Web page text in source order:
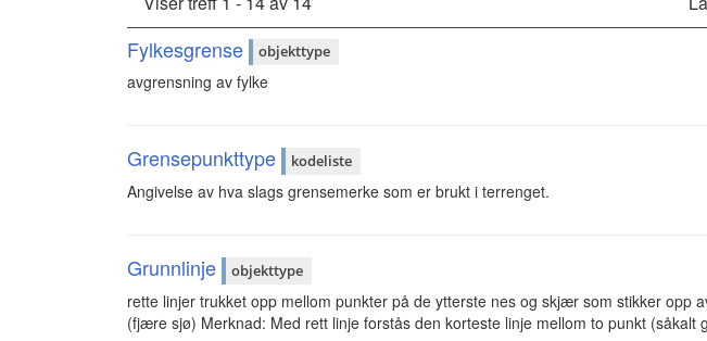
Fylkesgrense objekttype
avgrensning av fylke
Grensepunkttype kodeliste
Angivelse av hva slags grensemerke som er brukt i terrenget.
Grunnlinje objekttype
rette linjer trukket opp mellom punkter på de ytterste nes og skjær som stikker opp
(fjære sjø) Merknad: Med rett linje forstås den korteste linje mellom to punkt (såkalt